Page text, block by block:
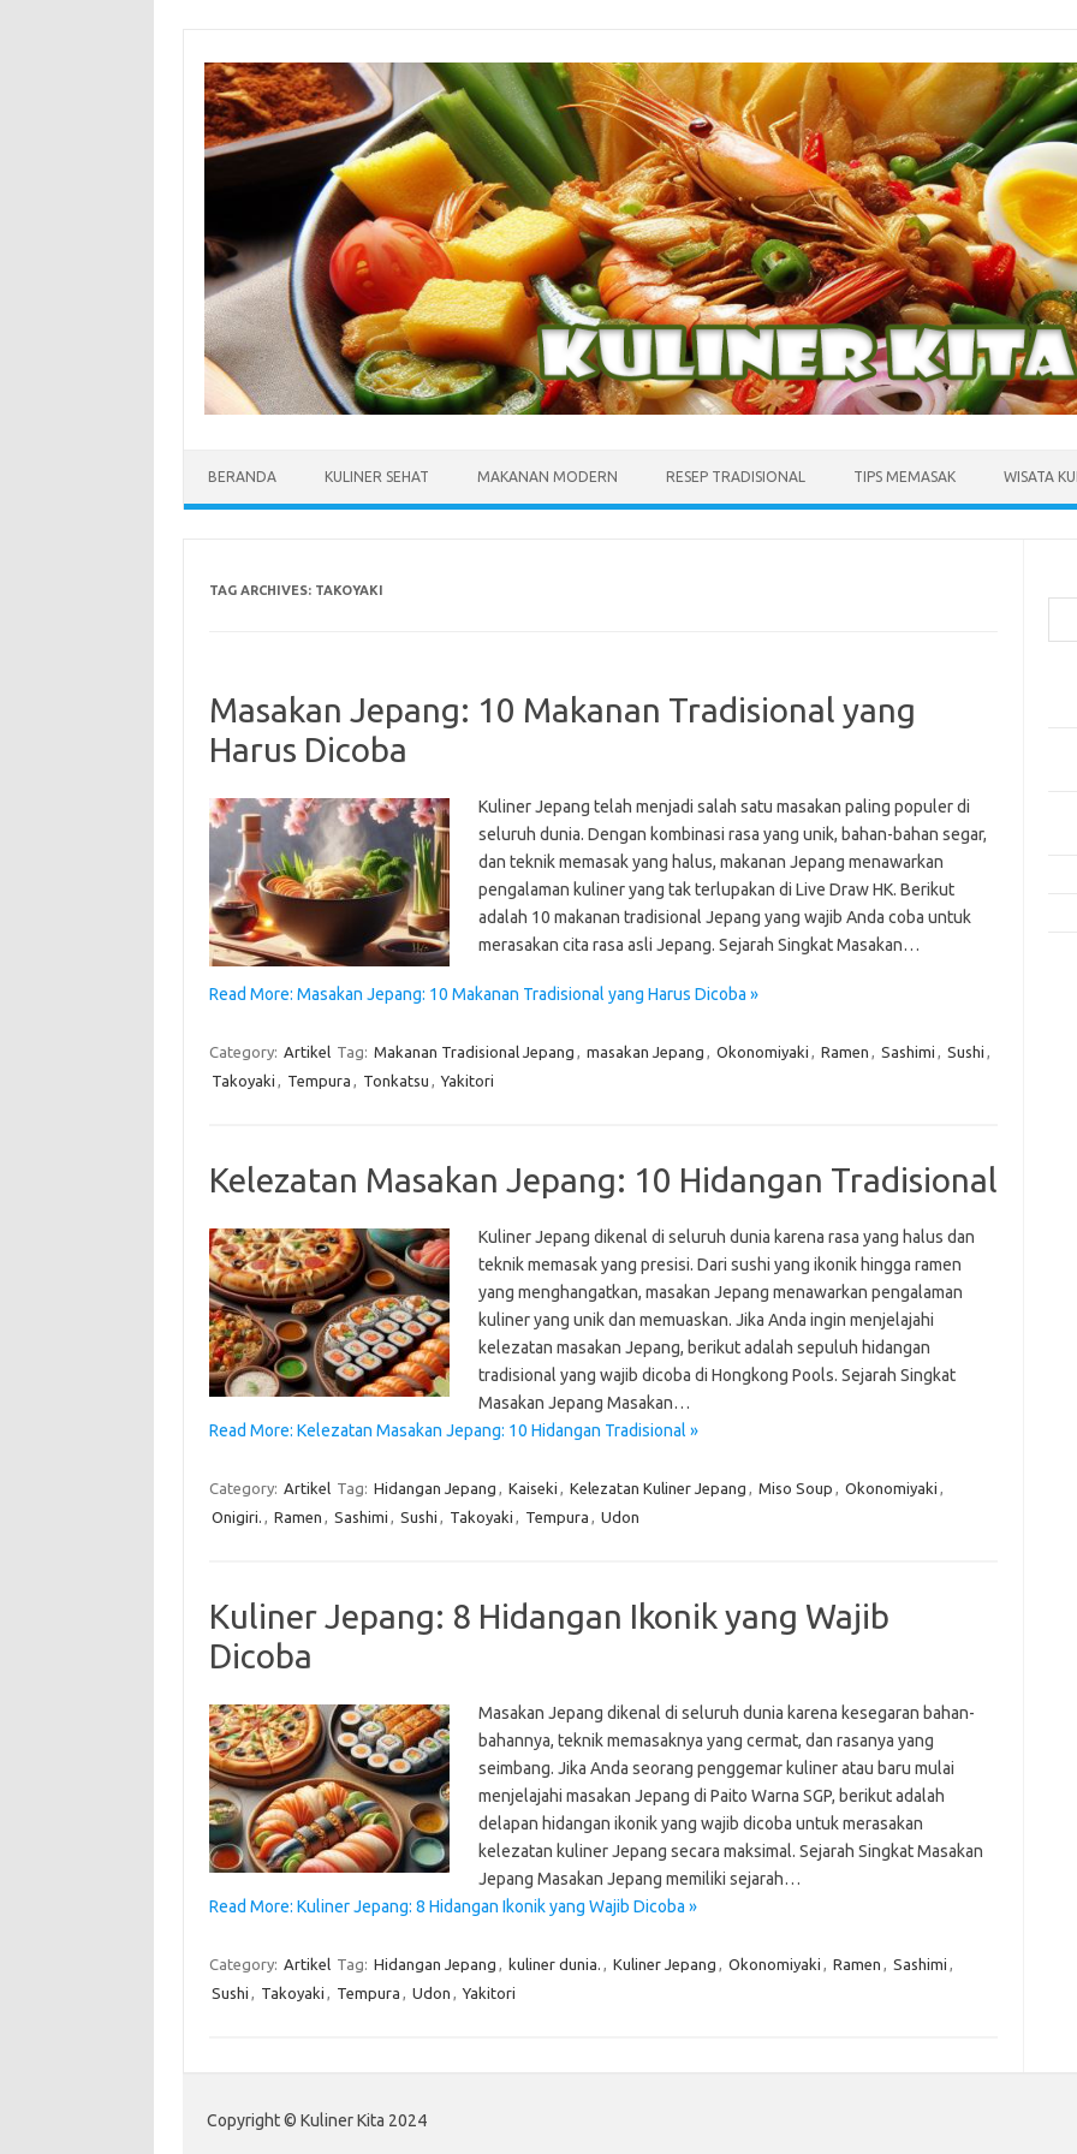
content
BERANDA KULINER SEHAT MAKANAN MODERN RESEP TRADISIONAL TIPS MEMASAK WISATA
TAG ARCHIVES: TAKOYAKI
Masakan Jepang: 10 Makanan Tradisional yang
Harus Dicoba
Kuliner Jepang telah menjadi salah satu masakan paling populer di
seluruh dunia. Dengan kombinasi rasa yang unik, bahan-bahan segar,
dan teknik memasak yang halus, makanan Jepang menawarkan
pengalaman kuliner yang tak terlupakan di Live Draw HK. Berikut
adalah 10 makanan tradisional Jepang yang wajib Anda coba untuk
merasakan cita rasa asli Jepang. Sejarah Singkat Masakan…
Read More: Masakan Jepang: 10 Makanan Tradisional yang Harus Dicoba »
Category: Artikel Tag: Makanan Tradisional Jepang , masakan Jepang , Okonomiyaki , Ramen , Sashimi , Sushi ,
Takoyaki , Tempura , Tonkatsu , Yakitori
Kelezatan Masakan Jepang: 10 Hidangan Tradisional
Kuliner Jepang dikenal di seluruh dunia karena rasa yang halus dan
teknik memasak yang presisi. Dari sushi yang ikonik hingga ramen
yang menghangatkan, masakan Jepang menawarkan pengalaman
kuliner yang unik dan memuaskan. Jika Anda ingin menjelajahi
kelezatan masakan Jepang, berikut adalah sepuluh hidangan
tradisional yang wajib dicoba di Hongkong Pools. Sejarah Singkat
Masakan Jepang Masakan…
Read More: Kelezatan Masakan Jepang: 10 Hidangan Tradisional »
Category: Artikel Tag: Hidangan Jepang , Kaiseki , Kelezatan Kuliner Jepang , Miso Soup , Okonomiyaki ,
Onigiri. , Ramen , Sashimi , Sushi , Takoyaki , Tempura , Udon
Kuliner Jepang: 8 Hidangan Ikonik yang Wajib
Dicoba
Masakan Jepang dikenal di seluruh dunia karena kesegaran bahan-
bahannya, teknik memasaknya yang cermat, dan rasanya yang
seimbang. Jika Anda seorang penggemar kuliner atau baru mulai
menjelajahi masakan Jepang di Paito Warna SGP, berikut adalah
delapan hidangan ikonik yang wajib dicoba untuk merasakan
kelezatan kuliner Jepang secara maksimal. Sejarah Singkat Masakan
Jepang Masakan Jepang memiliki sejarah…
Read More: Kuliner Jepang: 8 Hidangan Ikonik yang Wajib Dicoba »
Category: Artikel Tag: Hidangan Jepang , kuliner dunia. , Kuliner Jepang , Okonomiyaki , Ramen , Sashimi ,
Sushi , Takoyaki , Tempura , Udon , Yakitori
Copyright © Kuliner Kita 2024